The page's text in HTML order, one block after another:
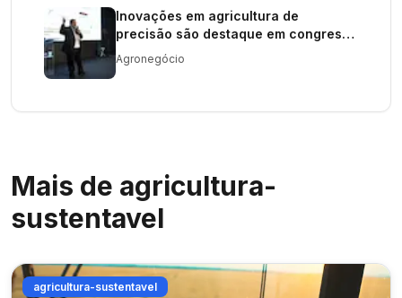
Inovações em agricultura de
precisão são destaque em congresso
no RS
Agronegócio
Mais de agricultura-
sustentavel
agricultura-sustentavel